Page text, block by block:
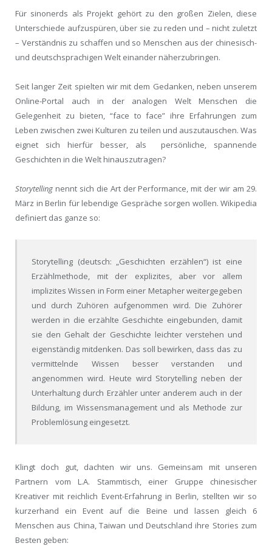
Für sinonerds als Projekt gehört zu den großen Zielen, diese
Unterschiede aufzuspüren, über sie zu reden und – nicht zuletzt
– Verständnis zu schaffen und so Menschen aus der chinesisch-
und deutschsprachigen Welt einander näherzubringen.
Seit langer Zeit spielten wir mit dem Gedanken, neben unserem
Online-Portal auch in der analogen Welt Menschen die
Gelegenheit zu bieten, “face to face” ihre Erfahrungen zum
Leben zwischen zwei Kulturen zu teilen und auszutauschen. Was
eignet sich hierfür besser, als persönliche, spannende
Geschichten in die Welt hinauszutragen?
Storytelling nennt sich die Art der Performance, mit der wir am 29.
März in Berlin für lebendige Gespräche sorgen wollen. Wikipedia
definiert das ganze so:
Storytelling (deutsch: „Geschichten erzählen“) ist eine
Erzählmethode, mit der explizites, aber vor allem
implizites Wissen in Form einer Metapher weitergegeben
und durch Zuhören aufgenommen wird. Die Zuhörer
werden in die erzählte Geschichte eingebunden, damit
sie den Gehalt der Geschichte leichter verstehen und
eigenständig mitdenken. Das soll bewirken, dass das zu
vermittelnde Wissen besser verstanden und
angenommen wird. Heute wird Storytelling neben der
Unterhaltung durch Erzähler unter anderem auch in der
Bildung, im Wissensmanagement und als Methode zur
Problemlösung eingesetzt.
Klingt doch gut, dachten wir uns. Gemeinsam mit unseren
Partnern vom L.A. Stammtisch, einer Gruppe chinesischer
Kreativer mit reichlich Event-Erfahrung in Berlin, stellten wir so
kurzerhand ein Event auf die Beine und lassen gleich 6
Menschen aus China, Taiwan und Deutschland ihre Stories zum
Besten geben: